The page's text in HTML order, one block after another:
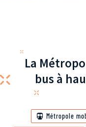
La
bus à
Métropole